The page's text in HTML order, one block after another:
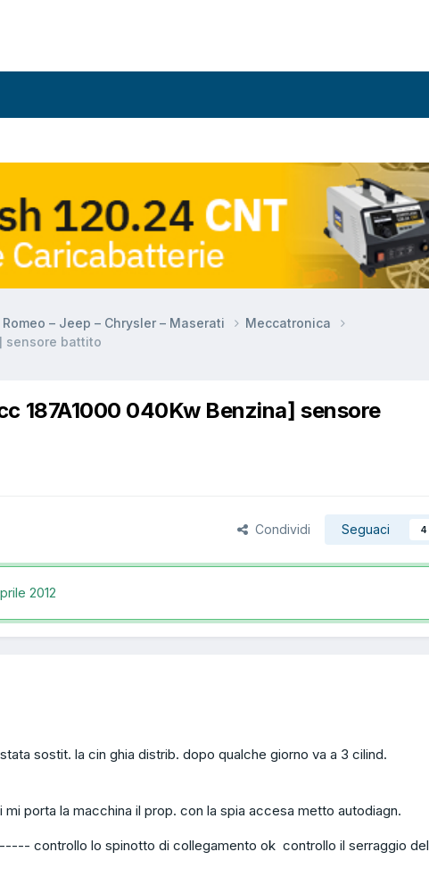
– Jeep – Chrysler – Maserati
Meccatronica
sensore battito
187A1000 040Kw Benzina] sensore
Condividi Seguaci 4
2012
sostit. la cin ghia distrib. dopo qualche giorno va a 3 cilind.
mi porta la macchina il prop. con la spia accesa metto autodiagn.
controllo lo spinotto di collegamento ok controllo il serraggio del